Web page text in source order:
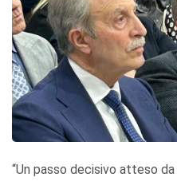
“Un passo decisivo atteso da